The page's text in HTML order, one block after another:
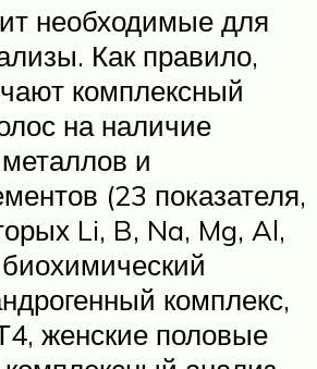
необходимые для
Как правило,
комплексный
на наличие
и
(23 показателя,
Li, B, Na, Mg, Al,
комплекс,
женские половые